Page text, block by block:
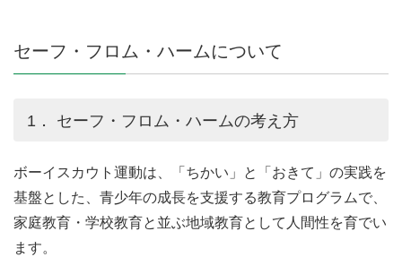
セーフ・フロム・ハームについて
1． セーフ・フロム・ハームの考え方
ボーイスカウト運動は、「ちかい」と「おきて」の実践を
基盤とした、青少年の成長を支援する教育プログラムで、
家庭教育・学校教育と並ぶ地域教育として人間性を育でい
ます。